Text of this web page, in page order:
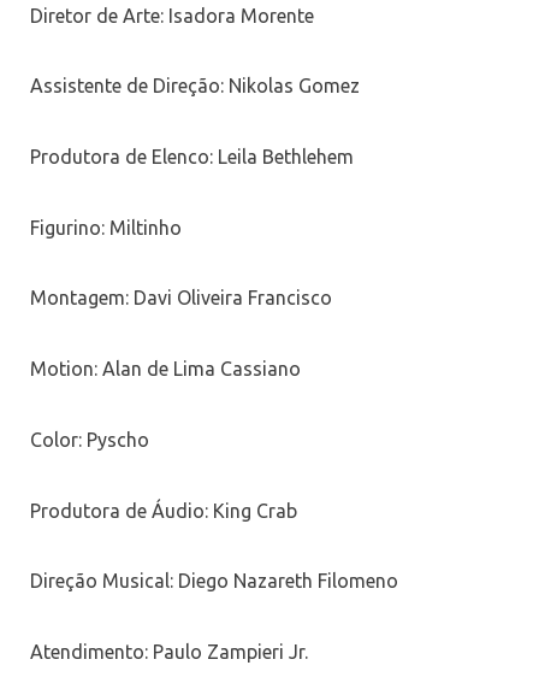
Diretor de Arte: Isadora Morente
Assistente de Direção: Nikolas Gomez
Produtora de Elenco: Leila Bethlehem
Figurino: Miltinho
Montagem: Davi Oliveira Francisco
Motion: Alan de Lima Cassiano
Color: Pyscho
Produtora de Áudio: King Crab
Direção Musical: Diego Nazareth Filomeno
Atendimento: Paulo Zampieri Jr.